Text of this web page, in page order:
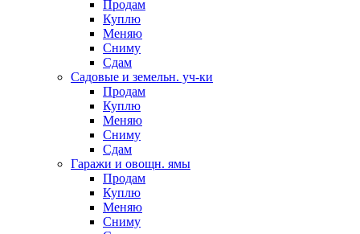
Продам
Куплю
Меняю
Сниму
Сдам
Садовые и земельн. уч-ки
Продам
Куплю
Меняю
Сниму
Сдам
Гаражи и овощн. ямы
Продам
Куплю
Меняю
Сниму